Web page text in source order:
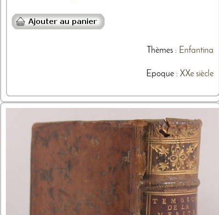
Thèmes: Enfantina
Epoque : XXe siècle